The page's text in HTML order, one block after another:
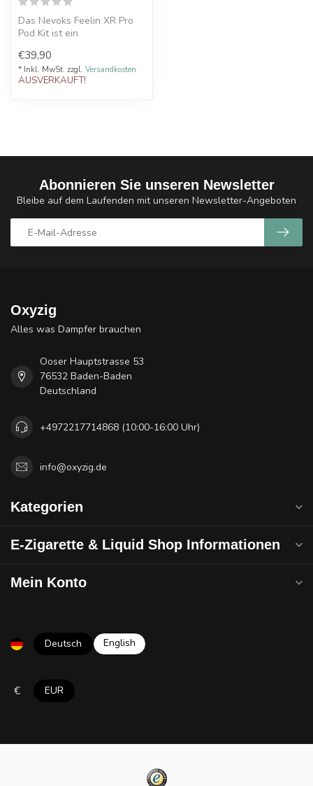
Das Nevoks Feelin XR Pro
Pod Kit ist ein
vielseitiges Pod-S...
€39,90
* Inkl. MwSt. zzgl. Versandkosten
AUSVERKAUFT!
Abonnieren Sie unseren Newsletter
Bleibe auf dem Laufenden mit unseren Newsletter-Angeboten
Oxyzig
Alles was Dampfer brauchen
Ooser Hauptstrasse 53
76532 Baden-Baden
Deutschland
+4972217714868 (10:00-16:00 Uhr)
info@oxyzig.de
Kategorien
E-Zigarette & Liquid Shop Informationen
Mein Konto
Deutsch English
€ EUR